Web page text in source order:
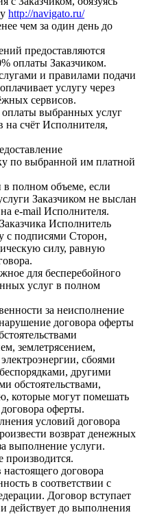
http://navigato.ru/
чем за один день до
предоставляются
оплаты Заказчиком.
и правилами подачи
услугу через
сервисов.
оплаты выбранных услуг
на счёт Исполнителя,
по выбранной им платной
в полном объеме, если
Заказчиком не выслан
e-mail Исполнителя.
Исполнитель
с подписями Сторон,
силу, равную
для бесперебойного
услуг в полном
за неисполнение
договора оферты
землетрясением,
сбоями
другими
обстоятельствами,
которые могут помешать
оферты.
условий договора
возврат денежных
выполнение услуги.
производится.
договора
в соответствии с
Договор вступает
действует до выполнения